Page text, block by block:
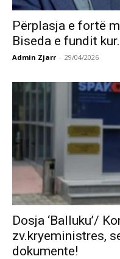
Përplasja e fortë
Biseda e fundit
Admin Zjarr - 29/04/2026
Dosja ‘Balluku’/
zv.kryeministres,
dokumente!